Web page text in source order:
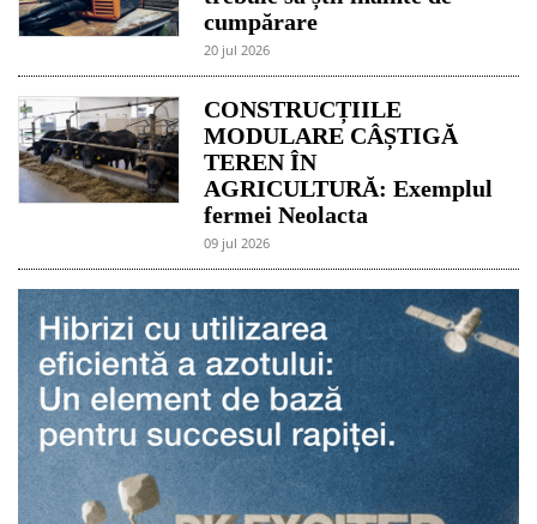
cumpărare
20 jul 2026
CONSTRUCȚIILE
MODULARE CÂȘTIGĂ
TEREN ÎN
AGRICULTURĂ: Exemplul
fermei Neolacta
09 jul 2026